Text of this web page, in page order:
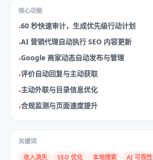
核心功能
•60 秒快速审计，生成优先级行动计划
•AI 营销代理自动执行 SEO 内容更新
•Google 商家动态自动发布与管理
•评价自动回复与主动获取
•主动外联与目录信息优化
•合规监测与页面速度提升
关键词
收入流失
SEO 优化 本地搜索 AI 可视性